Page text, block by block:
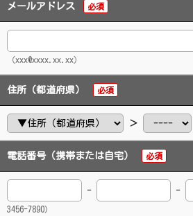
メールアドレス 必須
（xxx@xxxx.xx.xx）
住所（都道府県） 必須
＞
電話番号（携帯または自宅） 必須
- -
3456-7890）